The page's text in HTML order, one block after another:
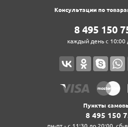
Консультации по
8‍ 4‍9‍5‍ 1‍5‍0‍
каждый день с 10:00
Пункты
8‍ 4‍9‍5‍ 1‍5‍0‍